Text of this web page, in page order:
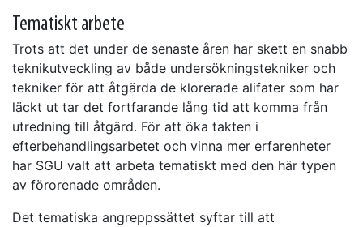
Tematiskt arbete
Trots att det under de senaste åren har skett en snabb
teknikutveckling av både undersökningstekniker och
tekniker för att åtgärda de klorerade alifater som har
läckt ut tar det fortfarande lång tid att komma från
utredning till åtgärd. För att öka takten i
efterbehandlingsarbetet och vinna mer erfarenheter
har SGU valt att arbeta tematiskt med den här typen
av förorenade områden.
Det tematiska angreppssättet syftar till att